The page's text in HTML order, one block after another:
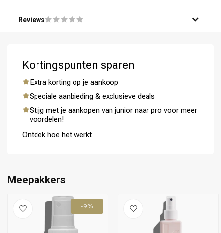
Omvorming
Reviews
Kortingspunten sparen
Extra korting op je aankoop
Speciale aanbieding & exclusieve deals
Stijg met je aankopen van junior naar pro voor meer
voordelen!
Ontdek hoe het werkt
Meepakkers
-9%